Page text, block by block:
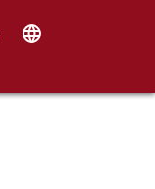
language